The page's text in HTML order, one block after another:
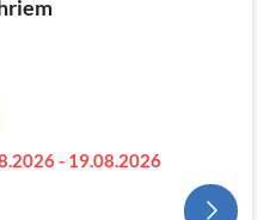
- 19.08.2026